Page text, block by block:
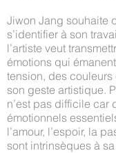
Jiwon Jang souhaite
s’identifier à son
l’artiste veut
émotions qui
tension, des
son geste artistique.
n’est pas difficile car
émotionnels
l’amour, l’espoir, la
sont intrinsèques à